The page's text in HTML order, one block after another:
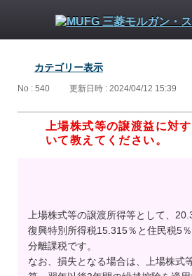
カテゴリー表示
No : 540 更新日時 : 2024/04/12 15:39
上場株式等の譲渡益に対
いて教えてください。
上場株式等の譲渡所得等として、
復興特別所得税15.315％と住民税5
分離課税です。
なお、損失となる場合は、上場株式